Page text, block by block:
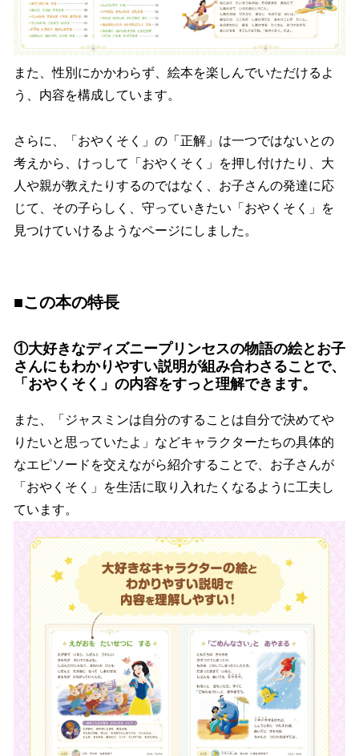
また、性別にかかわらず、絵本を楽しんでいただけるよ
う、内容を構成しています。
さらに、「おやくそく」の「正解」は一つではないとの
考えから、けっして「おやくそく」を押し付けたり、大
人や親が教えたりするのではなく、お子さんの発達に応
じて、その子らしく、守っていきたい「おやくそく」を
見つけていけるようなページにしました。
■この本の特長
①大好きなディズニープリンセスの物語の絵とお子
さんにもわかりやすい説明が組み合わさることで、
「おやくそく」の内容をすっと理解できます。
また、「ジャスミンは自分のすることは自分で決めてや
りたいと思っていたよ」などキャラクターたちの具体的
なエピソードを交えながら紹介することで、お子さんが
「おやくそく」を生活に取り入れたくなるように工夫し
ています。